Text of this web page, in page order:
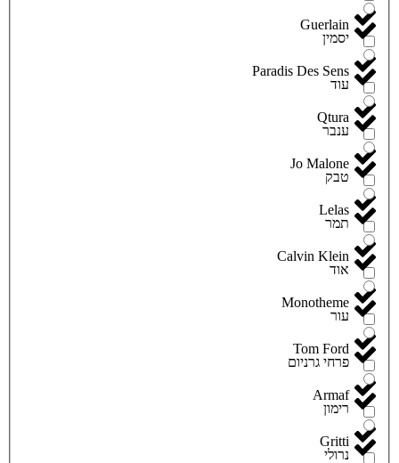
Guerlain
Paradis Des Sens
Qtura
Jo Malone
Lelas
Calvin Klein
Monotheme
Tom Ford
Armaf
Gritti
יסמין
עוד
ענבר
טבק
תמר
אוד
עור
פרחי גרניום
רימון
נרולי